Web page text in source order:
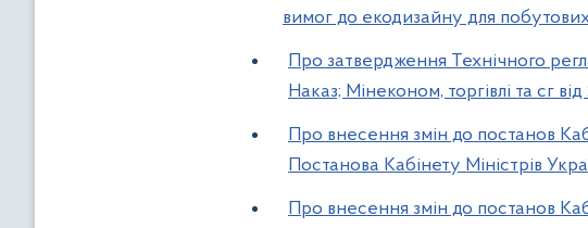
вимог до екодизайну для
Про затвердження Технічного
Наказ; Мінеконом, торгівлі та сг
Про внесення змін до постанов
Постанова Кабінету Міністрів
Про внесення змін до постанов